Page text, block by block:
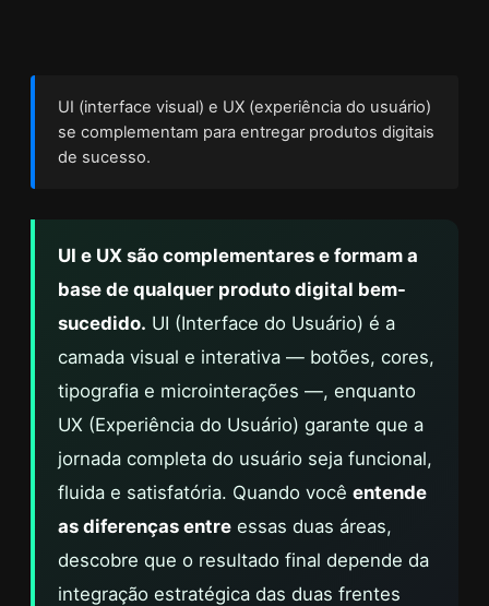
UI (interface visual) e UX (experiência do usuário)
se complementam para entregar produtos digitais
de sucesso.
UI e UX são complementares e formam a
base de qualquer produto digital bem-
sucedido. UI (Interface do Usuário) é a
camada visual e interativa — botões, cores,
tipografia e microinterações —, enquanto
UX (Experiência do Usuário) garante que a
jornada completa do usuário seja funcional,
fluida e satisfatória. Quando você entende
as diferenças entre essas duas áreas,
descobre que o resultado final depende da
integração estratégica das duas frentes